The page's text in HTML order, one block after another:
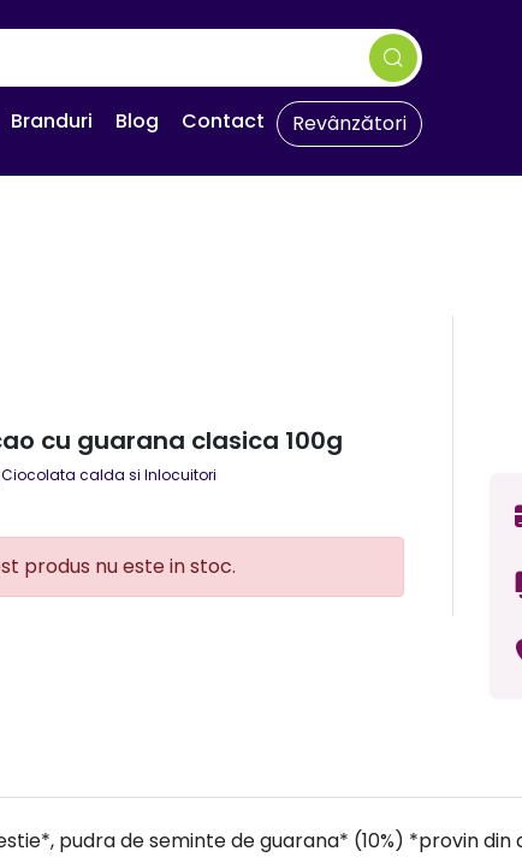
Branduri Blog Contact Revânzători
cu guarana clasica 100g
calda si Inlocuitori
produs nu este in stoc.
pudra de seminte de guarana* (10%) *provin